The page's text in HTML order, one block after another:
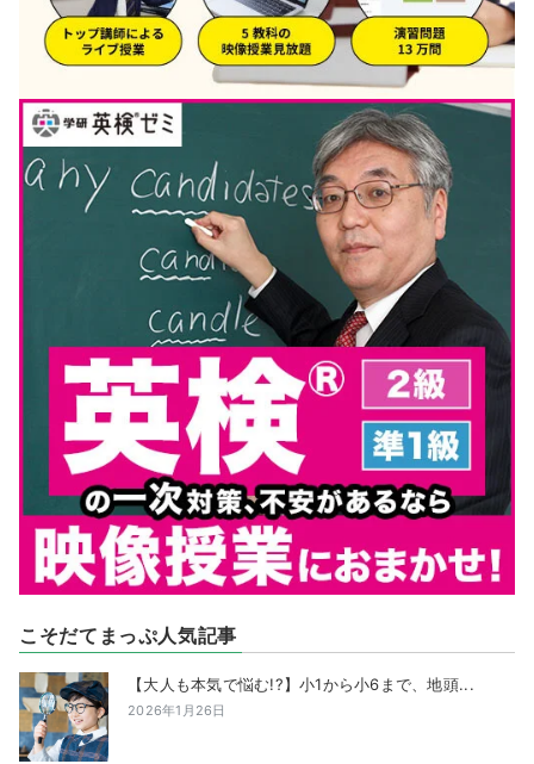
こそだてまっぷ人気記事
【大人も本気で悩む!?】小1から小6まで、地頭...
2026年1月26日